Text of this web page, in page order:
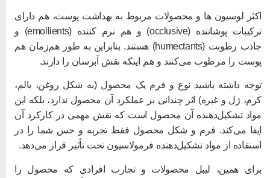
لوسیون ها و محصولات مربوط به بهداشت پوست، هم دارای
ترکیبات پوشاننده (occlusive) و هم نرم کننده (emollients) و
جاذب رطوبت (humectants) هستند. بنابراین به طور هم‌زمان هم
را مرطوب می‌کنند و هم اینکه نقش آبرسان را دارند.
داشته باشید نوع و فرم یک محصول (به شکل روغن، بالم،
ژل و غیره) اثر چندانی بر عملکرد آن محصول ندارد، بلکه این
مواد تشکیل‌‎دهنده آن محصول است که نقش مهمی در کارکرد آن
می‌کند. فرم و شکل محصول فقط تجربه و حس شما را در
از مواد تشکیل‌دهنده فرمولاسیون تحت تأثیر قرار می‌دهد.
همین، لیبل محصولات و تجارب افرادی که محصول را